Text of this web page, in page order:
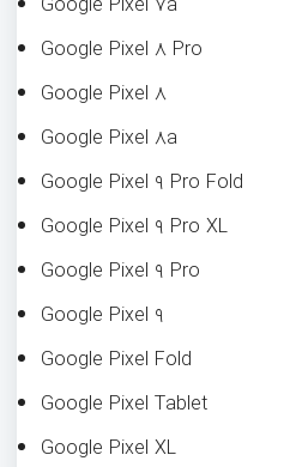
Google Pixel ۸ Pro
Google Pixel ۸
Google Pixel ۸a
Google Pixel ۹ Pro Fold
Google Pixel ۹ Pro XL
Google Pixel ۹ Pro
Google Pixel ۹
Google Pixel Fold
Google Pixel Tablet
Google Pixel XL